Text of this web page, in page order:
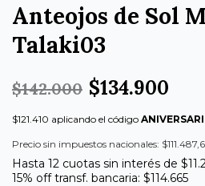
Anteojos de Sol
Talaki03
$142.000 $134.900
$121.410 aplicando el código
Precio sin impuestos nacionales:
Hasta 12 cuotas sin interés de
15% off transf. bancaria: $114.665